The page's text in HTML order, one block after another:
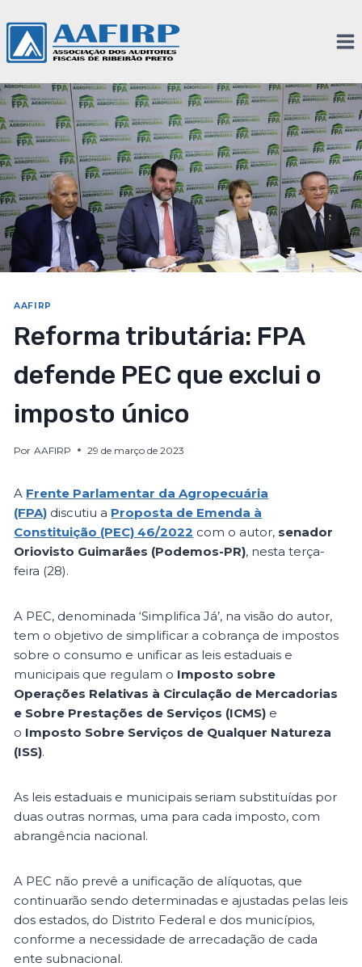
AAFIRP
Reforma tributária: FPA
defende PEC que exclui o
imposto único
Por AAFIRP 29 de março de 2023
A Frente Parlamentar da Agropecuária
(FPA) discutiu a Proposta de Emenda à
Constituição (PEC) 46/2022 com o autor, senador
Oriovisto Guimarães (Podemos-PR), nesta terça-
feira (28).
A PEC, denominada ‘Simplifica Já’, na visão do autor,
tem o objetivo de simplificar a cobrança de impostos
sobre o consumo e unificar as leis estaduais e
municipais que regulam o Imposto sobre
Operações Relativas à Circulação de Mercadorias
e Sobre Prestações de Serviços (ICMS) e
o Imposto Sobre Serviços de Qualquer Natureza
(ISS).
As leis estaduais e municipais seriam substituídas por
duas outras normas, uma para cada imposto, com
abrangência nacional.
A PEC não prevê a unificação de alíquotas, que
continuarão sendo determinadas e ajustadas pelas leis
dos estados, do Distrito Federal e dos municípios,
conforme a necessidade de arrecadação de cada
ente subnacional.